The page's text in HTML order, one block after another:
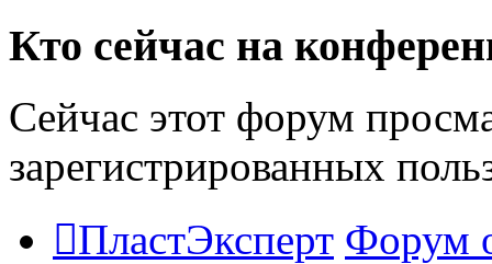
Кто сейчас на
Сейчас этот форум
зарегистрированных
ПластЭксперт Форум